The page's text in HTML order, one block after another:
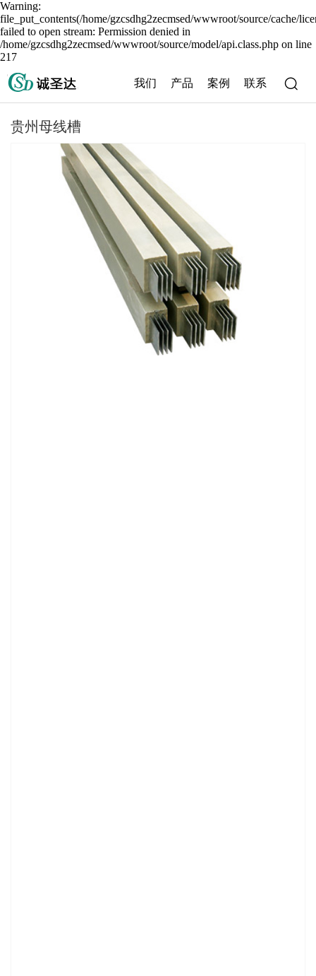
Warning:
file_put_contents(/home/gzcsdhg2zecmsed/wwwroot/source/cache/
failed to open stream: Permission denied in
/home/gzcsdhg2zecmsed/wwwroot/source/model/api.class.php on line
217
我们 产品 案例 联系
贵州母线槽